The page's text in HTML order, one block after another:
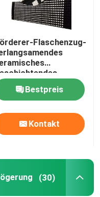
Flaschenzug-
mit KN-
Bestpreis
Kontakt
(30)